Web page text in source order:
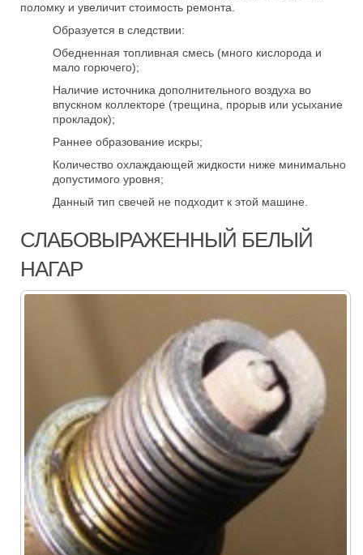
поломку и увеличит стоимость ремонта.
Образуется в следствии:
Обедненная топливная смесь (много кислорода и
мало горючего);
Наличие источника дополнительного воздуха во
впускном коллекторе (трещина, прорыв или усыхание
прокладок);
Раннее образование искры;
Количество охлаждающей жидкости ниже минимально
допустимого уровня;
Данный тип свечей не подходит к этой машине.
СЛАБОВЫРАЖЕННЫЙ БЕЛЫЙ
НАГАР